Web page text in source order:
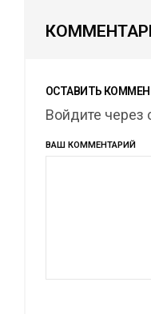
ОСТАВИТЬ
Войдите через
ВАШ КОММЕНТАРИЙ